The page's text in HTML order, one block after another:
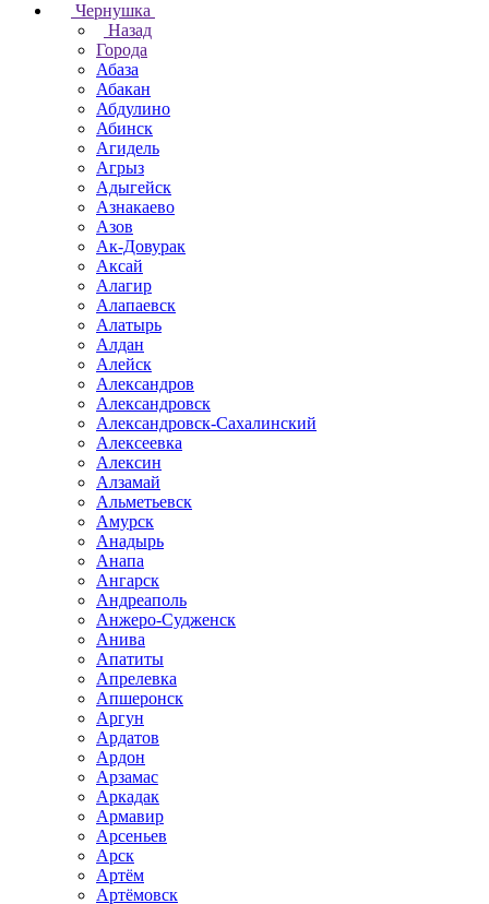
Чернушка
Назад
Города
Абаза
Абакан
Абдулино
Абинск
Агидель
Агрыз
Адыгейск
Азнакаево
Азов
Ак-Довурак
Аксай
Алагир
Алапаевск
Алатырь
Алдан
Алейск
Александров
Александровск
Александровск-Сахалинский
Алексеевка
Алексин
Алзамай
Альметьевск
Амурск
Анадырь
Анапа
Ангарск
Андреаполь
Анжеро-Судженск
Анива
Апатиты
Апрелевка
Апшеронск
Аргун
Ардатов
Ардон
Арзамас
Аркадак
Армавир
Арсеньев
Арск
Артём
Артёмовск